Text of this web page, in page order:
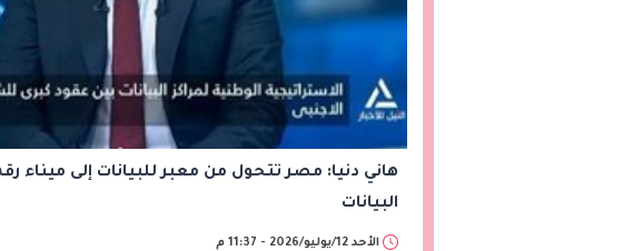
هاني دنيا: مصر تتحول من معبر للبيانات إلى ميناء
البيانات
الأحد 12/يوليو/2026 - 11:37 م